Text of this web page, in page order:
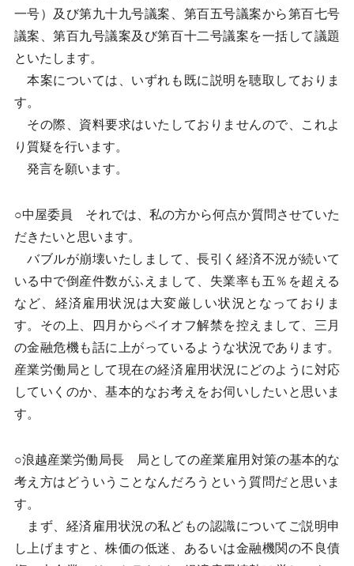
一号）及び第九十九号議案、第百五号議案から第百七号
議案、第百九号議案及び第百十二号議案を一括して議題
といたします。
本案については、いずれも既に説明を聴取しておりま
す。
その際、資料要求はいたしておりませんので、これよ
り質疑を行います。
発言を願います。
○中屋委員 それでは、私の方から何点か質問させていた
だきたいと思います。
バブルが崩壊いたしまして、長引く経済不況が続いて
いる中で倒産件数がふえまして、失業率も五％を超える
など、経済雇用状況は大変厳しい状況となっておりま
す。その上、四月からペイオフ解禁を控えまして、三月
の金融危機も話に上がっているような状況であります。
産業労働局として現在の経済雇用状況にどのように対応
していくのか、基本的なお考えをお伺いしたいと思いま
す。
○浪越産業労働局長 局としての産業雇用対策の基本的な
考え方はどういうことなんだろうという質問だと思いま
す。
まず、経済雇用状況の私どもの認識についてご説明申
し上げますと、株価の低迷、あるいは金融機関の不良債